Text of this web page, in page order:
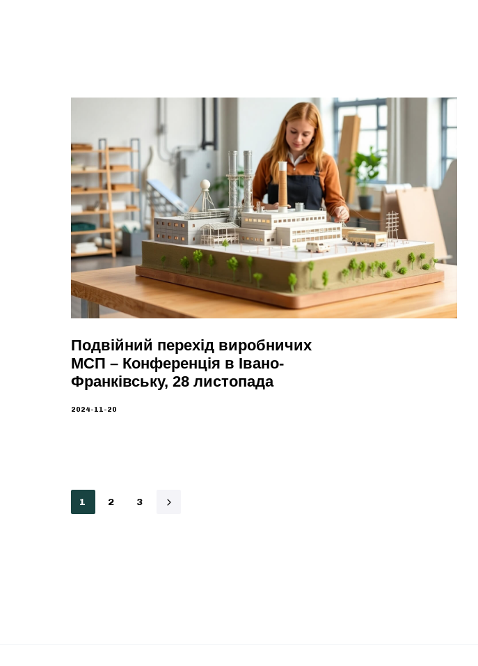
Подвійний перехід виробничих
МСП – Конференція в Івано-
Франківську, 28 листопада
2024-11-20
1 2 3